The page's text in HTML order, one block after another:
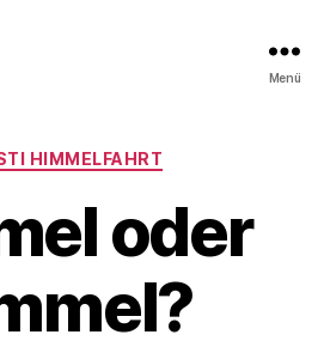
Menü
Kategorien
HIMMELFAHRT
oder